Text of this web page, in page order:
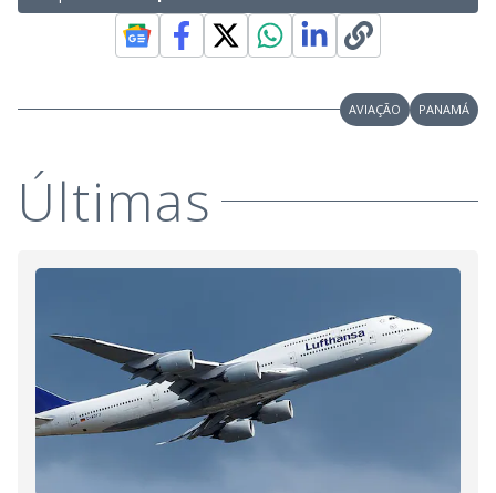
AVIAÇÃO PANAMÁ
Últimas